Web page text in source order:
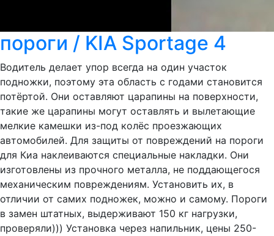
пороги / KIA Sportage 4
Водитель делает упор всегда на один участок
подножки, поэтому эта область с годами становится
потёртой. Они оставляют царапины на поверхности,
такие же царапины могут оставлять и вылетающие
мелкие камешки из-под колёс проезжающих
автомобилей. Для защиты от повреждений на пороги
для Киа наклеиваются специальные накладки. Они
изготовлены из прочного металла, не поддающегося
механическим повреждениям. Установить их, в
отличии от самих подножек, можно и самому. Пороги
в замен штатных, выдерживают 150 кг нагрузки,
проверяли))) Установка через напильник, цены 250-